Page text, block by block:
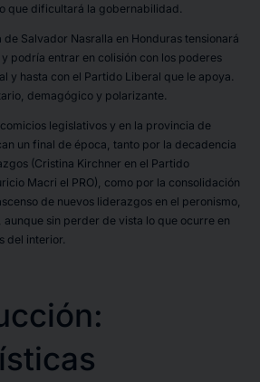
que dificultará la gobernabilidad.
Salvador Nasralla en Honduras tensionará
podría entrar en colisión con los poderes
y hasta con el Partido Liberal que le apoya.
demagógico y polarizante.
legislativos y en la provincia de
un final de época, tanto por la decadencia
(Cristina Kirchner en el Partido
Macri el PRO), como por la consolidación
de nuevos liderazgos en el peronismo,
aunque sin perder de vista lo que ocurre en
del interior.